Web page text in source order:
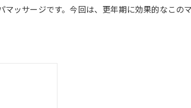
ッサージです。今回は、更年期に効果的なこの